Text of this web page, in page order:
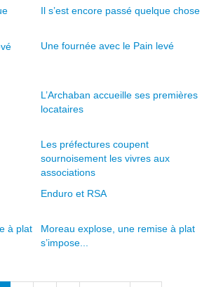
Il s’est encore passé quelque chose
Une fournée avec le Pain levé
L’Archaban accueille ses premières
locataires
Les préfectures coupent
sournoisement les vivres aux
associations
Enduro et RSA
Moreau explose, une remise à plat
s’impose...